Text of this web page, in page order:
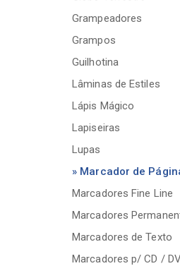
Grampeadores
Grampos
Guilhotina
Lâminas de Estiles
Lápis Mágico
Lapiseiras
Lupas
» Marcador de
Marcadores Fine Line
Marcadores
Marcadores de Texto
Marcadores p/ CD /